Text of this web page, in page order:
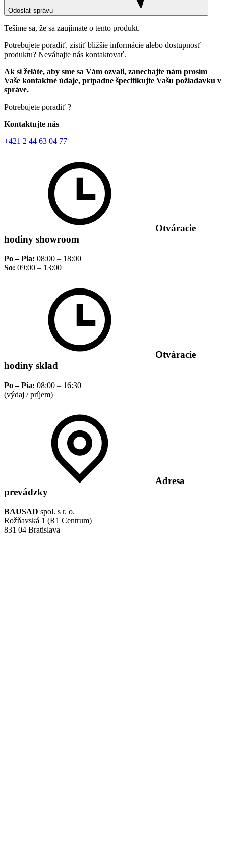
Odoslať správu
Tešíme sa, že sa zaujímate o tento produkt.
Potrebujete poradiť, zistiť bližšie informácie alebo dostupnosť
produktu? Neváhajte nás kontaktovať.
Ak si želáte, aby sme sa Vám ozvali, zanechajte nám prosím
Vaše kontaktné údaje, prípadne špecifikujte Vašu požiadavku v
správe.
Potrebujete poradiť ?
Kontaktujte nás
+421 2 44 63 04 77
Otváracie
hodiny showroom
Po – Pia: 08:00 – 18:00
So: 09:00 – 13:00
Otváracie
hodiny sklad
Po – Pia: 08:00 – 16:30
(výdaj / príjem)
Adresa
prevádzky
BAUSAD spol. s r. o.
Rožňavská 1 (R1 Centrum)
831 04 Bratislava